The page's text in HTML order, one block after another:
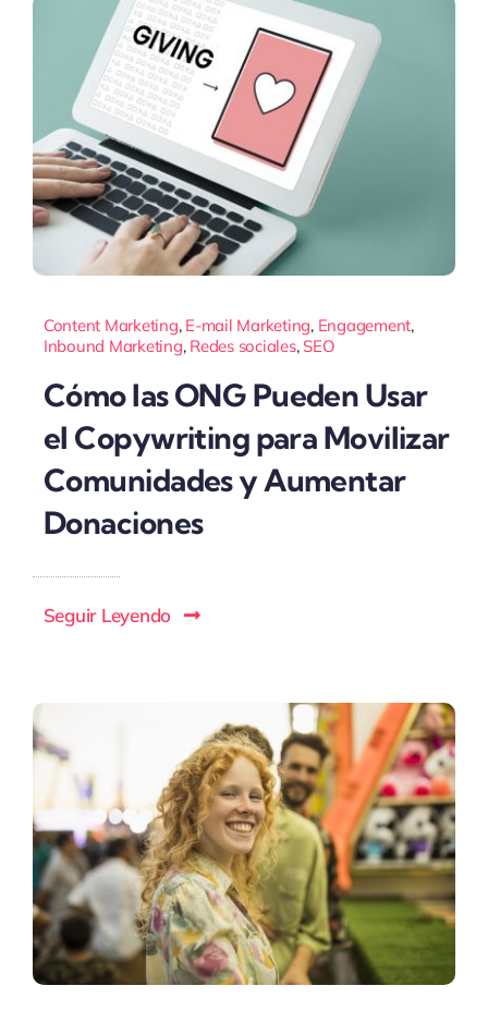
Content Marketing, E-mail Marketing, Engagement,
Inbound Marketing, Redes sociales, SEO
Cómo las ONG Pueden Usar
el Copywriting para Movilizar
Comunidades y Aumentar
Donaciones
Seguir Leyendo